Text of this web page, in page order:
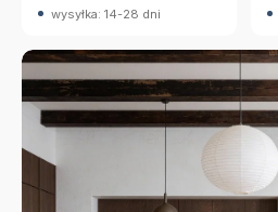
wysyłka: 14-28 dni